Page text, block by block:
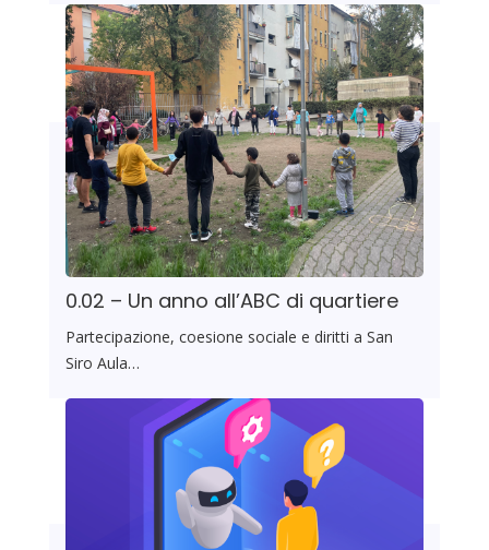
0.02 – Un anno all’ABC di quartiere
Partecipazione, coesione sociale e diritti a San
Siro Aula…